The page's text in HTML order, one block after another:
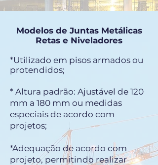
Modelos de Juntas Metálicas
Retas e Niveladores
*Utilizado em pisos armados ou
protendidos;
* Altura padrão: Ajustável de 120
mm a 180 mm ou medidas
especiais de acordo com
projetos;
*Adequação de acordo com
projeto, permitindo realizar